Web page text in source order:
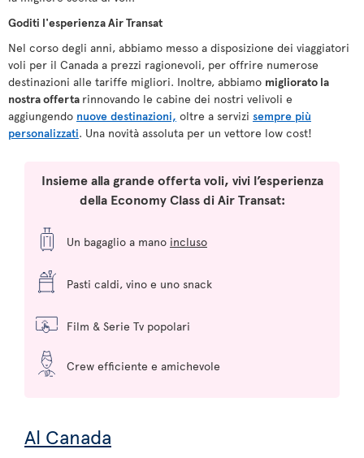
Goditi l'esperienza Air Transat
Nel corso degli anni, abbiamo messo a disposizione dei viaggiatori
voli per il Canada a prezzi ragionevoli, per offrire numerose
destinazioni alle tariffe migliori. Inoltre, abbiamo migliorato la
nostra offerta rinnovando le cabine dei nostri velivoli e
aggiungendo nuove destinazioni, oltre a servizi sempre più
personalizzati. Una novità assoluta per un vettore low cost!
Insieme alla grande offerta voli, vivi l’esperienza
della Economy Class di Air Transat:
Un bagaglio a mano incluso
Pasti caldi, vino e uno snack
Film & Serie Tv popolari
Crew efficiente e amichevole
Al Canada